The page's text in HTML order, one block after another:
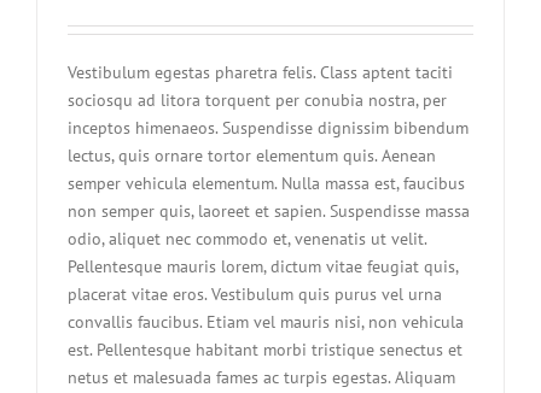
Vestibulum egestas pharetra felis. Class aptent taciti
sociosqu ad litora torquent per conubia nostra, per
inceptos himenaeos. Suspendisse dignissim bibendum
lectus, quis ornare tortor elementum quis. Aenean
semper vehicula elementum. Nulla massa est, faucibus
non semper quis, laoreet et sapien. Suspendisse massa
odio, aliquet nec commodo et, venenatis ut velit.
Pellentesque mauris lorem, dictum vitae feugiat quis,
placerat vitae eros. Vestibulum quis purus vel urna
convallis faucibus. Etiam vel mauris nisi, non vehicula
est. Pellentesque habitant morbi tristique senectus et
netus et malesuada fames ac turpis egestas. Aliquam